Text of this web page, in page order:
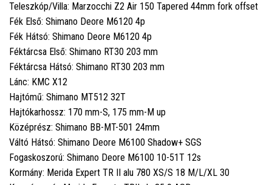
Teleszkóp/Villa: Marzocchi Z2 Air 150 Tapered 44mm fork offset
Fék Első: Shimano Deore M6120 4p
Fék Hátsó: Shimano Deore M6120 4p
Féktárcsa Első: Shimano RT30 203 mm
Féktárcsa Hátsó: Shimano RT30 203 mm
Lánc: KMC X12
Hajtómű: Shimano MT512 32T
Hajtókarhossz: 170 mm-S, 175 mm-M up
Középrész: Shimano BB-MT-501 24mm
Váltó Hátsó: Shimano Deore M6100 Shadow+ SGS
Fogaskoszorú: Shimano Deore M6100 10-51T 12s
Kormány: Merida Expert TR II alu 780 XS/S 18 M/L/XL 30